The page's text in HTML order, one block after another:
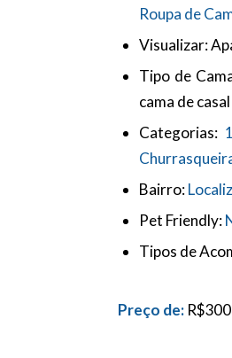
Roupa de
Visualizar:
Tipo de
cama de
Categorias:
Bairro:
Pet Friendly:
Tipos de
Preço de: R$300